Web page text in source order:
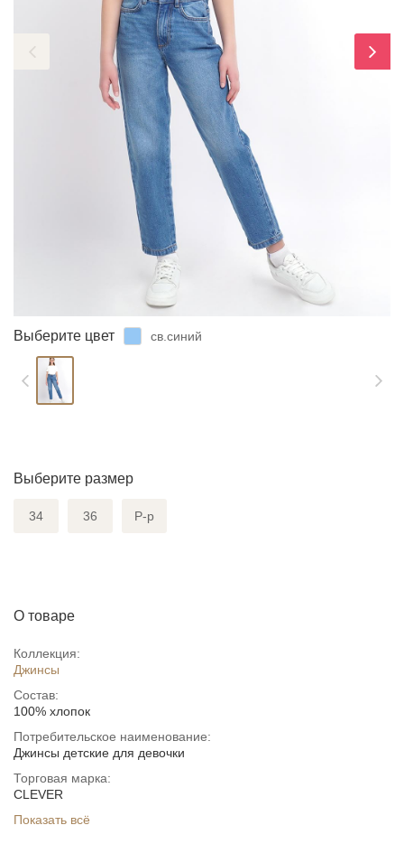
Выберите цвет св.синий
Выберите размер
34 36 Р-р
О товаре
Коллекция:
Джинсы
Состав:
100% хлопок
Потребительское наименование:
Джинсы детские для девочки
Торговая марка:
CLEVER
Показать всё